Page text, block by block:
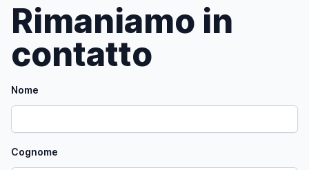
Rimaniamo in
contatto
Nome
Cognome